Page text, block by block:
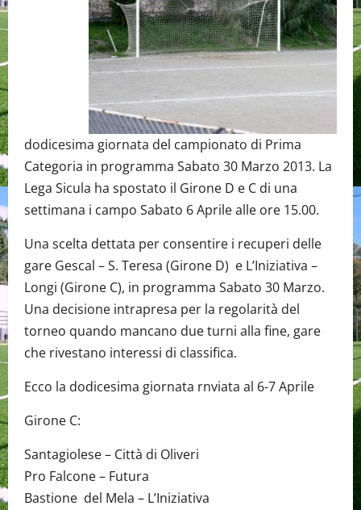
dodicesima giornata del campionato di Prima
Categoria in programma Sabato 30 Marzo 2013. La
Lega Sicula ha spostato il Girone D e C di una
settimana i campo Sabato 6 Aprile alle ore 15.00.
Una scelta dettata per consentire i recuperi delle
gare Gescal – S. Teresa (Girone D) e L’Iniziativa –
Longi (Girone C), in programma Sabato 30 Marzo.
Una decisione intrapresa per la regolarità del
torneo quando mancano due turni alla fine, gare
che rivestano interessi di classifica.
Ecco la dodicesima giornata rnviata al 6-7 Aprile
Girone C:
Santagiolese – Città di Oliveri
Pro Falcone – Futura
Bastione del Mela – L’Iniziativa